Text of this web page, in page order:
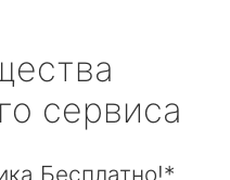
сервиса
Бесплатно!*